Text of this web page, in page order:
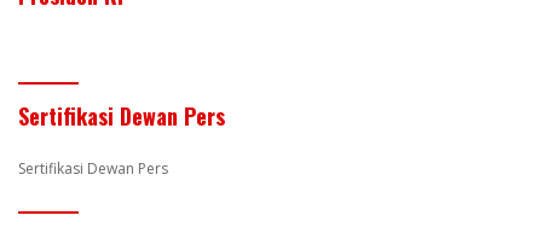
e er
k
Sertifikasi Dewan Pers
Sertifikasi Dewan Pers